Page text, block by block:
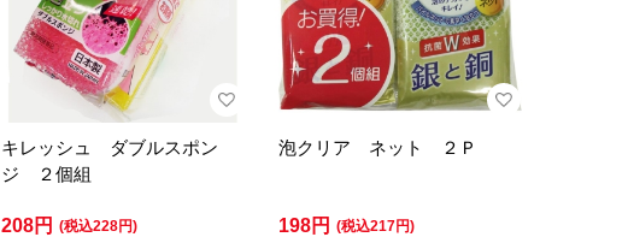
キレッシュ ダブルスポン
ジ ２個組
208円 (税込228円)
泡クリア ネット ２Ｐ
198円 (税込217円)